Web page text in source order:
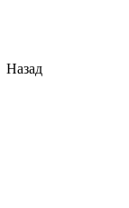
Назад